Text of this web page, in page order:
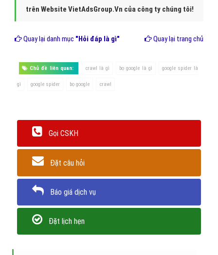
trên Website VietAdsGroup.Vn của công ty chúng tôi!
Quay lại danh mục "Hỏi đáp là gì" Quay lại trang chủ
Chủ đề liên quan: crawl là gì bọ google là gì google spider là
gì google spider bọ google crawl
Gọi CSKH
Đặt câu hỏi
Báo giá dịch vụ
Đặt lịch hẹn